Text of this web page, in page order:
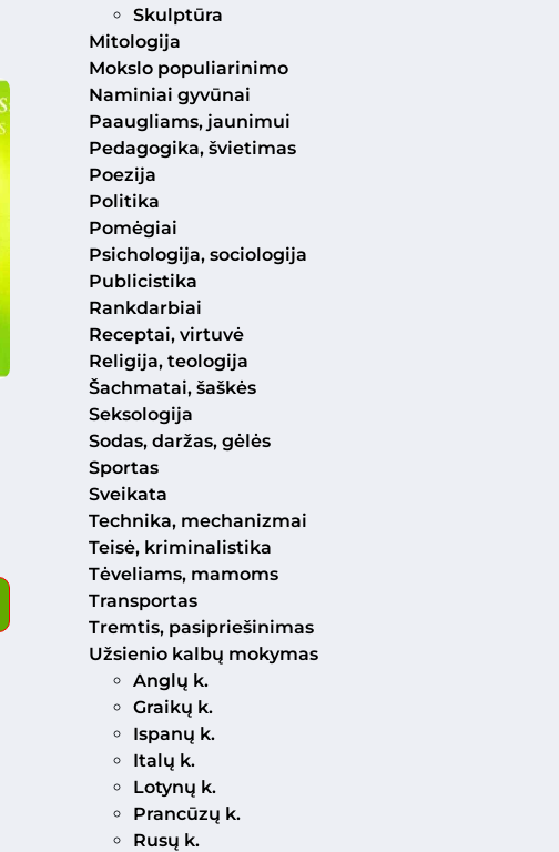
Skulptūra
Mitologija
Mokslo populiarinimo
Naminiai gyvūnai
Paaugliams, jaunimui
Pedagogika, švietimas
Poezija
Politika
Pomėgiai
Psichologija, sociologija
Publicistika
Rankdarbiai
Receptai, virtuvė
Religija, teologija
Šachmatai, šaškės
Seksologija
Sodas, daržas, gėlės
Sportas
Sveikata
Technika, mechanizmai
Teisė, kriminalistika
Tėveliams, mamoms
Transportas
Tremtis, pasipriešinimas
Užsienio kalbų mokymas
Anglų k.
Graikų k.
Ispanų k.
Italų k.
Lotynų k.
Prancūzų k.
Rusų k.